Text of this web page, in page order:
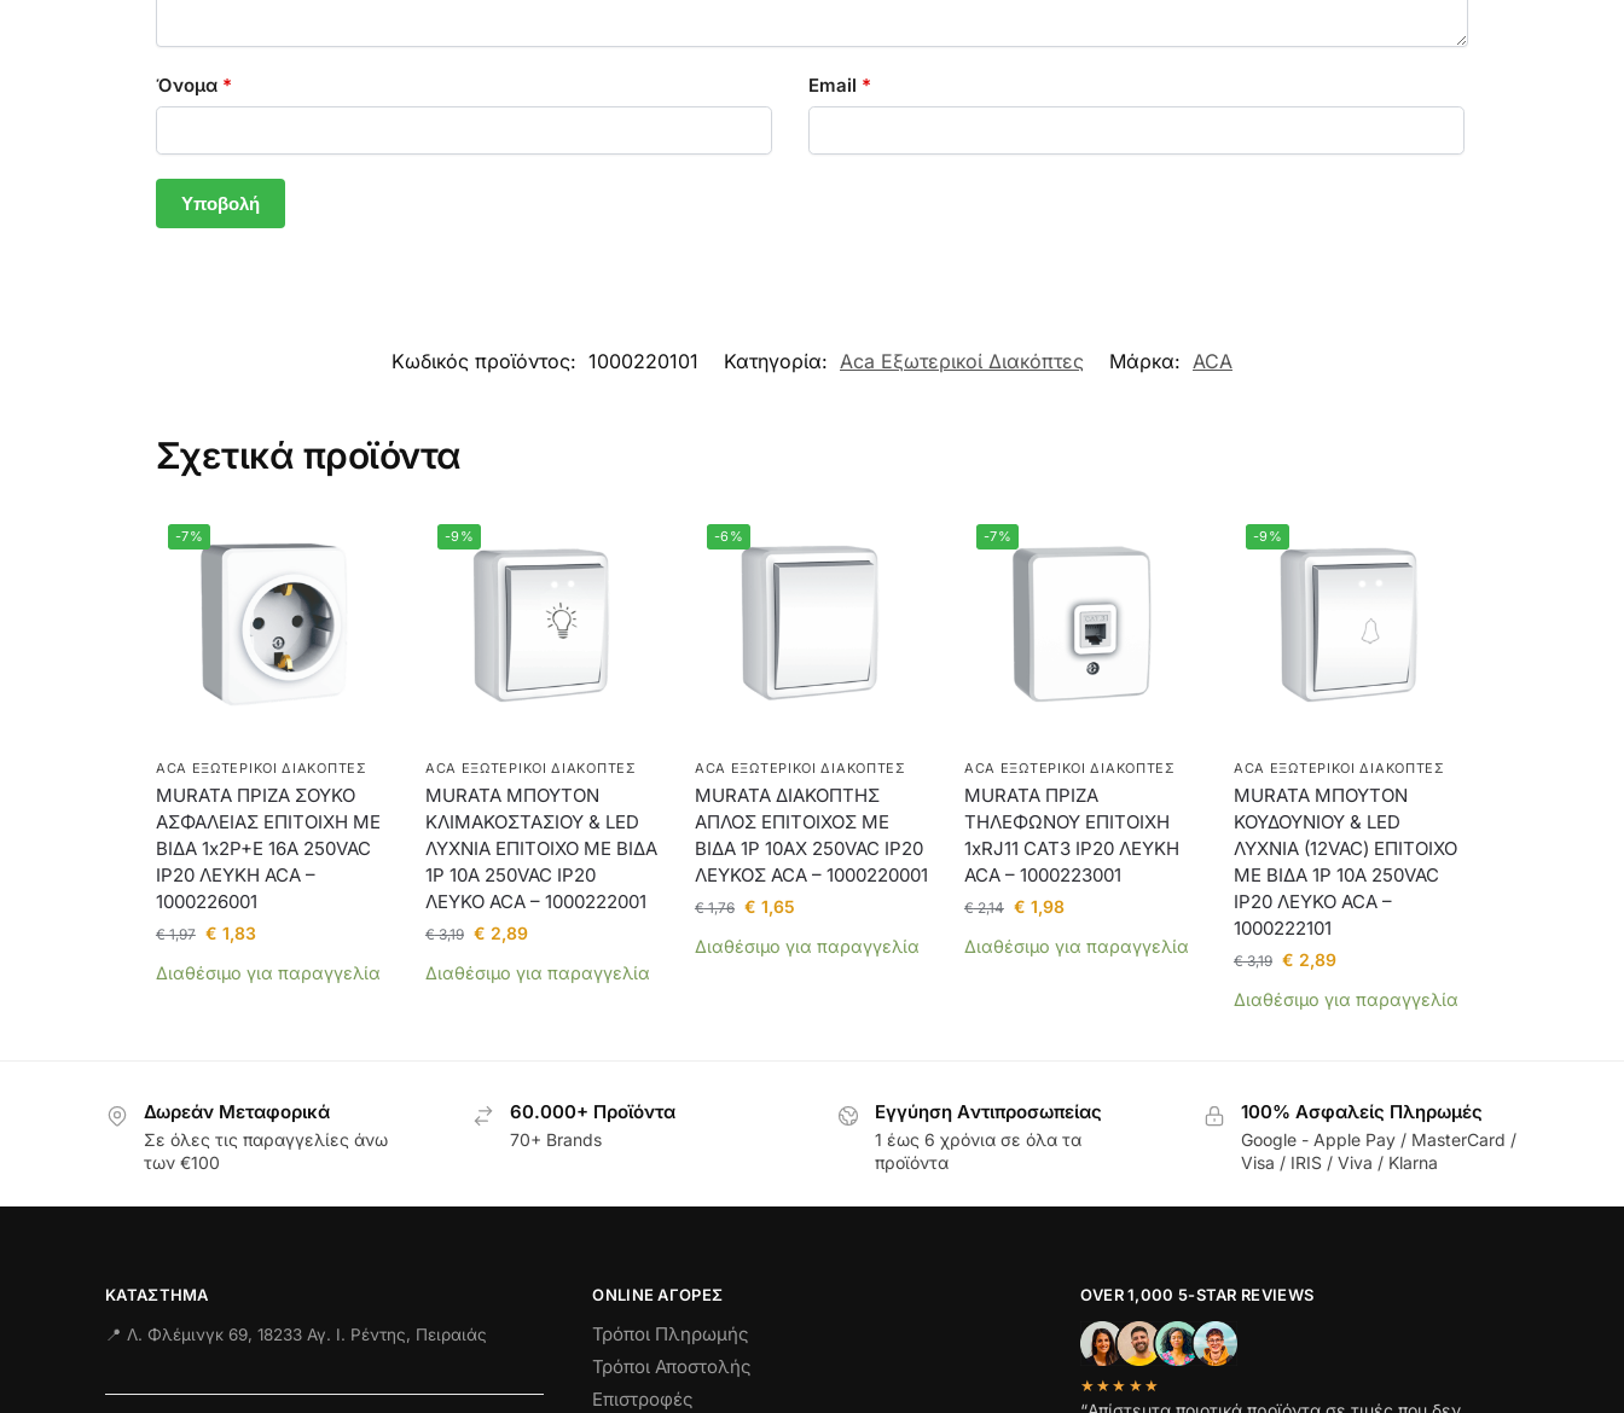
Όνομα * Email *
Κωδικός προϊόντος: 1000220101 Κατηγορία: Aca Εξωτερικοί Διακόπτες Μάρκα: ACA
Σχετικά προϊόντα
-7%
ACA ΕΞΩΤΕΡΙΚΟΊ ΔΙΑΚΌΠΤΕΣ
MURATA ΠΡΙΖΑ ΣΟΥΚΟ
ΑΣΦΑΛΕΙΑΣ ΕΠΙΤΟΙΧΗ ΜΕ
ΒΙΔΑ 1x2P+E 16A 250VAC
IP20 ΛΕΥΚΗ ACA –
1000226001
€1,97 € 1,83
Διαθέσιμο για παραγγελία
-9%
ACA ΕΞΩΤΕΡΙΚΟΊ ΔΙΑΚΌΠΤΕΣ
MURATA ΜΠΟΥΤΟΝ
ΚΛΙΜΑΚΟΣΤΑΣΙΟΥ & LED
ΛΥΧΝΙΑ ΕΠΙΤΟΙΧΟ ΜΕ ΒΙΔΑ
1P 10A 250VAC IP20
ΛΕΥΚΟ ACA – 1000222001
€3,19 € 2,89
Διαθέσιμο για παραγγελία
-6%
ACA ΕΞΩΤΕΡΙΚΟΊ ΔΙΑΚΌΠΤΕΣ
MURATA ΔΙΑΚΟΠΤΗΣ
ΑΠΛΟΣ ΕΠΙΤΟΙΧΟΣ ΜΕ
ΒΙΔΑ 1P 10AX 250VAC IP20
ΛΕΥΚΟΣ ACA – 1000220001
€1,76 € 1,65
Διαθέσιμο για παραγγελία
-7%
ACA ΕΞΩΤΕΡΙΚΟΊ ΔΙΑΚΌΠΤΕΣ
MURATA ΠΡΙΖΑ
TΗΛΕΦΩΝΟΥ ΕΠΙΤΟΙΧΗ
1xRJ11 CAT3 IP20 ΛΕΥΚΗ
ACA – 1000223001
€2,14 € 1,98
Διαθέσιμο για παραγγελία
-9%
ACA ΕΞΩΤΕΡΙΚΟΊ ΔΙΑΚΌΠΤΕΣ
MURATA ΜΠΟΥΤΟΝ
ΚΟΥΔΟΥΝΙΟΥ & LED
ΛΥΧΝΙΑ (12VAC) ΕΠΙΤΟΙΧΟ
ΜΕ ΒΙΔΑ 1P 10A 250VAC
IP20 ΛΕΥΚΟ ACA –
1000222101
€3,19 € 2,89
Διαθέσιμο για παραγγελία
Δωρεάν Μεταφορικά
Σε όλες τις παραγγελίες άνω
των €100
60.000+ Προϊόντα
70+ Brands
Εγγύηση Aντιπροσωπείας
1 έως 6 χρόνια σε όλα τα
προϊόντα
100% Ασφαλείς Πληρωμές
Google - Apple Pay / MasterCard /
Visa / IRIS / Viva / Klarna
ΚΑΤΆΣΤΗΜΑ
📍 Λ. Φλέμινγκ 69, 18233 Αγ. Ι. Ρέντης, Πειραιάς
ONLINE ΑΓΟΡΕΣ
Τρόποι Πληρωμής
Τρόποι Αποστολής
Επιστροφές
OVER 1,000 5-STAR REVIEWS
★★★★★